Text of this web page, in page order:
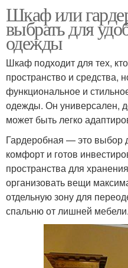
Шкаф или
выбрать для
одежды
Шкаф подходит для тех,
пространство и средства,
функциональное и
одежды. Он универсален,
может быть легко
Гардеробная — это выбор
комфорт и готов
пространства для
организовать вещи
отдельную зону для
спальню от лишней мебели.